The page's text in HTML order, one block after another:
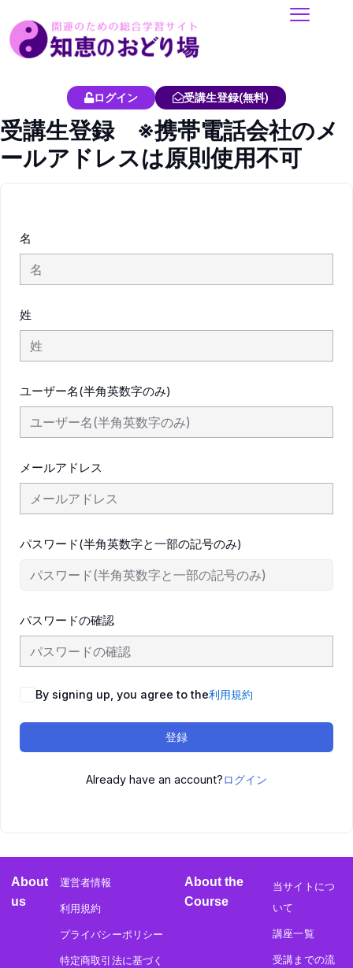
容
ッ
プ
ログイン 受講生登録(無料)
受講生登録 ※携帯電話会社のメ
ールアドレスは原則使用不可
名
姓
ユーザー名(半角英数字のみ)
メールアドレス
パスワード(半角英数字と一部の記号のみ)
パスワードの確認
By signing up, you agree to the利用規約
登録
Already have an account?ログイン
About
us
運営者情報
利用規約
プライバシーポリシー
特定商取引法に基づく
About the
Course
当サイトにつ
いて
講座一覧
受講までの流